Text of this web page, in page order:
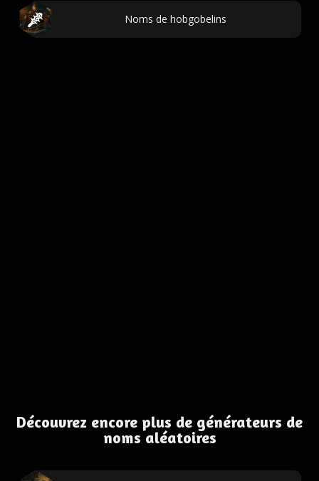
Noms de hobgobelins
Découvrez encore plus de générateurs de
noms aléatoires